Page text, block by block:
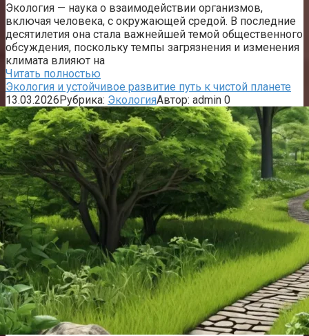
Экология — наука о взаимодействии организмов,
включая человека, с окружающей средой. В последние
десятилетия она стала важнейшей темой общественного
обсуждения, поскольку темпы загрязнения и изменения
климата влияют на
Читать полностью
Экология и устойчивое развитие путь к чистой планете
13.03.2026Рубрика: ЭкологияАвтор: admin 0